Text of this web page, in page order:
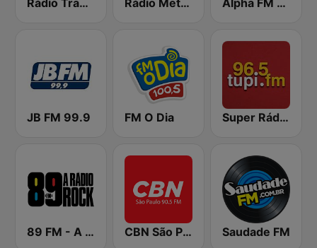
Rádio Transcontinental FM Rádio Metropolitana 98.5 FM Alpha FM 101.7
JB FM 99.9 FM O Dia Super Rádio Tupi
89 FM - A Rádio Rock CBN São Paulo Saudade FM